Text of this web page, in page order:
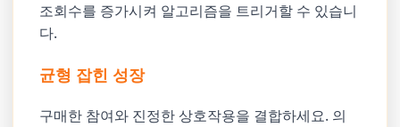
조회수를 증가시켜 알고리즘을 트리거할 수 있습니
다.
균형 잡힌 성장
구매한 참여와 진정한 상호작용을 결합하세요. 의